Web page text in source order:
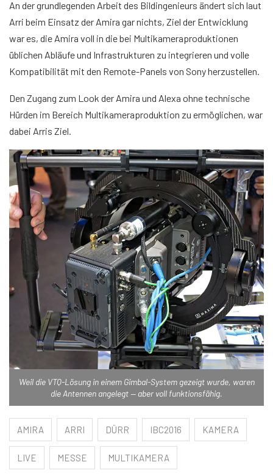
An der grundlegenden Arbeit des Bildingenieurs ändert sich laut
Arri beim Einsatz der Amira gar nichts, Ziel der Entwicklung
war es, die Amira voll in die bei Multikameraproduktionen
üblichen Abläufe und Infrastrukturen zu integrieren und volle
Kompatibilität mit den Remote-Panels von Sony herzustellen.
Den Zugang zum Look der Amira und Alexa ohne technische
Hürden im Bereich Multikameraproduktion zu ermöglichen, war
dabei Arris Ziel.
Weil die VTQ-Lösung in einem Gimbal-System gezeigt wurde, waren
die Antennen angelegt — aber voll funktionsfähig.
AMIRA ARRI DÜRR IBC2016 KAMERA
LIVE MESSE MULTIKAMERA